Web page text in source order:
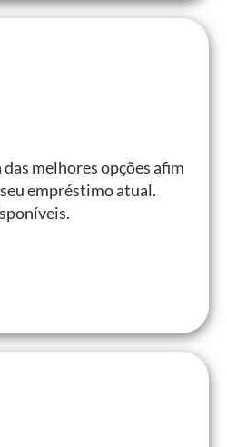
melhores opções afim
empréstimo atual.